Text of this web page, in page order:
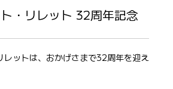
・リレット 32周年記念
レットは、おかげさまで32周年を迎え